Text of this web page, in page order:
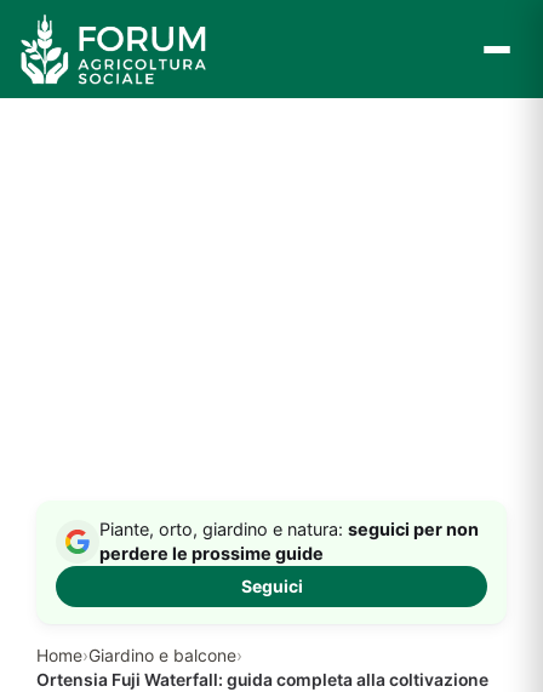
contenuto
Home›Giardino e balcone›
Ortensia Fuji Waterfall: guida completa alla coltivazione
Piante, orto, giardino e natura: seguici per non
perdere le prossime guide
Seguici